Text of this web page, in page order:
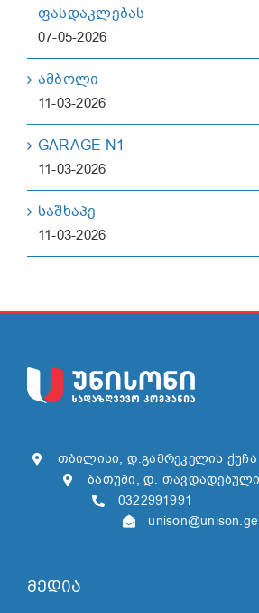
ფასდაკლებას
07-05-2026
ამბოლი
11-03-2026
GARAGE N1
11-03-2026
საშხაპე
11-03-2026
თბილისი, დ.გამრეკელის ქუჩა
ბათუმი, დ.
0322991991
unison@unison.ge
მედია